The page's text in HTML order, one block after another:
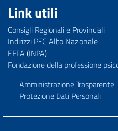
Link utili
Consigli Regionali e Provinciali
Indirizzi PEC Albo Nazionale
EFPA (INPA)
Fondazione della professione
Amministrazione Trasparente
Protezione Dati Personali